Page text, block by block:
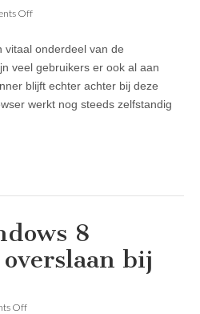
Offon
toevoegen
aan
Windows
Verkenner
vitaal onderdeel van de
veel gebruikers er ook al aan
blijft echter achter bij deze
werkt nog steeds zelfstandig
8
bij
Offon